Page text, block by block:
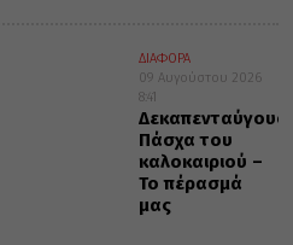
ΔΙΑΦΟΡΑ
09 Αυγούστου 2026
8:41
Πάσχα του
καλοκαιριού –
Το πέρασμά
μας